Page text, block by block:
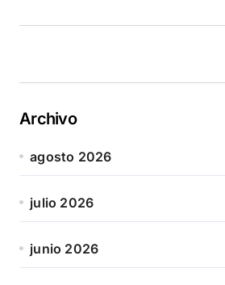
Archivo
agosto 2026
julio 2026
junio 2026